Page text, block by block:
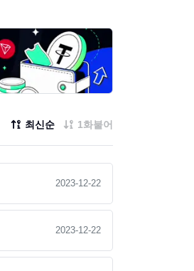
최신순 1화붙어
2023-12-22
2023-12-22